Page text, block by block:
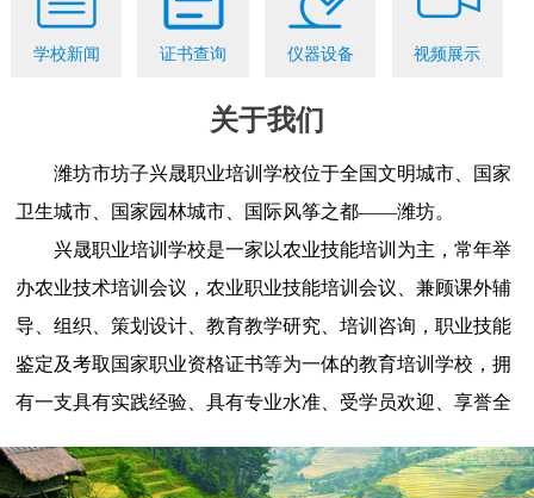
学校新闻 证书查询 仪器设备 视频展示
关于我们
潍坊市坊子兴晟职业培训学校位于全国文明城市、国家
卫生城市、国家园林城市、国际风筝之都——潍坊。
兴晟职业培训学校是一家以农业技能培训为主，常年举
办农业技术培训会议，农业职业技能培训会议、兼顾课外辅
导、组织、策划设计、教育教学研究、培训咨询，职业技能
鉴定及考取国家职业资格证书等为一体的教育培训学校，拥
有一支具有实践经验、具有专业水准、受学员欢迎、享誉全